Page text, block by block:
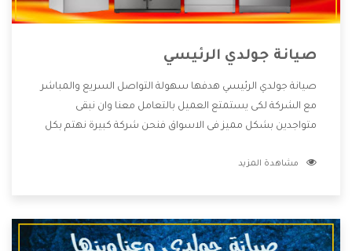
صيانة جولدي الرئيسي
صيانة جولدي الرئيسي هدفها سهولة التواصل السريع والمباشر
مع الشركة لكى يستمتع العميل بالتعامل معنا وان نبقى
متواجدين بشكل مميز فى الاسواق فنحن شركة كبيرة نهتم بكل
الشركة بها والتى تكون منها خدمة الصيانة التى تكون من أهم
الأسعار التى تكون مناسبة لكثير من العملاء
مشاهدة المزيد